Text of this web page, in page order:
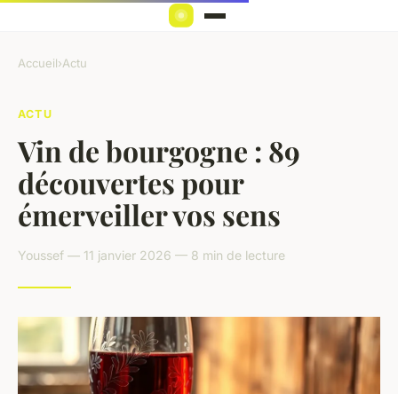
Accueil›Actu
ACTU
Vin de bourgogne : 89
découvertes pour
émerveiller vos sens
Youssef — 11 janvier 2026 — 8 min de lecture